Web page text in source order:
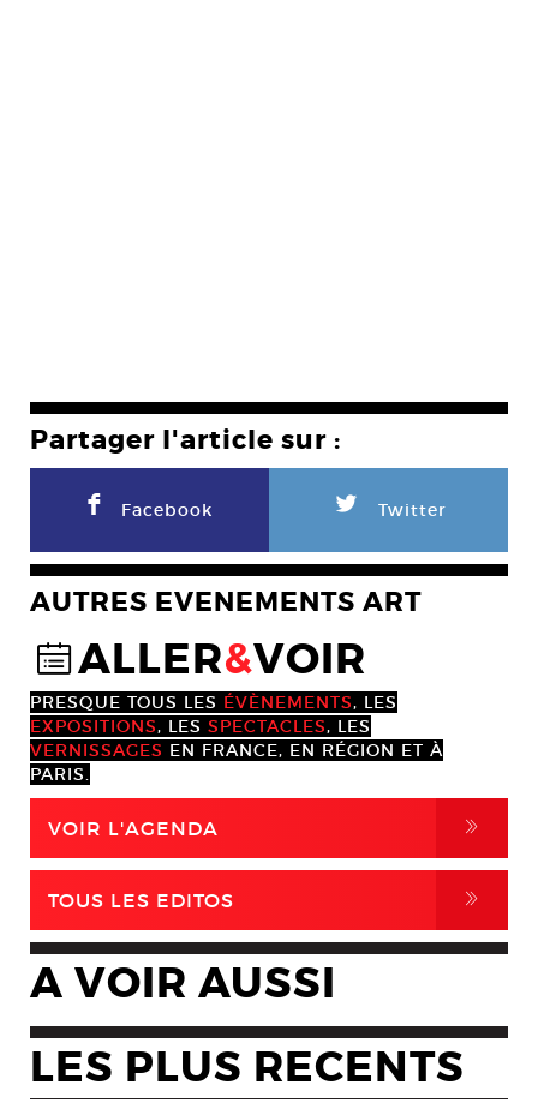
Partager l'article sur :
F Facebook L Twitter
AUTRES EVENEMENTS ART
@ALLER&VOIR
PRESQUE TOUS LES ÉVÈNEMENTS, LES
EXPOSITIONS, LES SPECTACLES, LES
VERNISSAGES EN FRANCE, EN RÉGION ET À
PARIS.
VOIR L'AGENDA ,
TOUS LES EDITOS ,
A VOIR AUSSI
LES PLUS RECENTS